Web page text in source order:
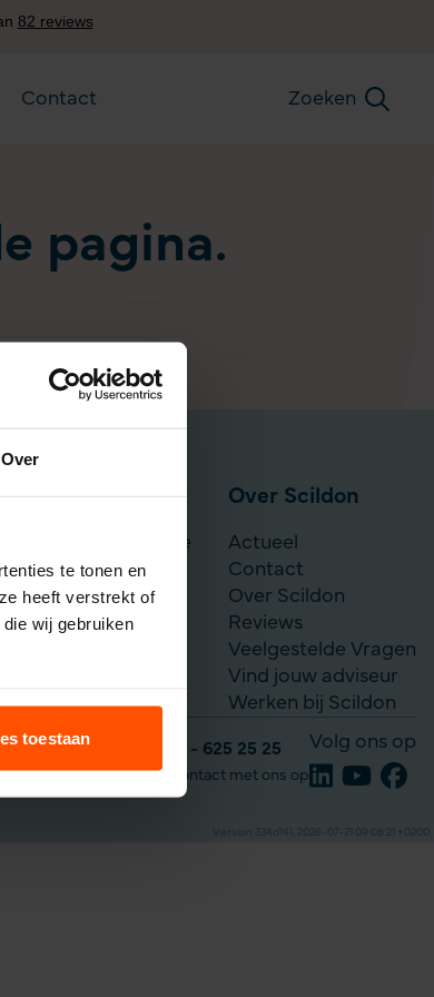
Over
te tonen en
heeft verstrekt of
wij gebruiken
toestaan
Contact Zoeken
pagina.
Werknemerslijfrente
verandert
Over Scildon
Actueel
Contact
Over Scildon
Reviews
Veelgestelde Vragen
Vind jouw adviseur
Werken bij Scildon
Tel: 035 - 625 25 25
Neem contact met ons op
Volg ons op
Version 334d141, 2026-07-21 09:08:21 +0200